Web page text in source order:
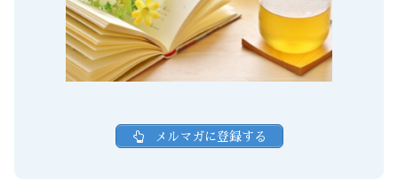
メルマガに登録する